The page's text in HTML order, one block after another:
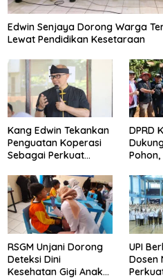
Edwin Senjaya Dorong Warga
Lewat Pendidikan Kesetaraan
Kang Edwin Tekankan
Penguatan Koperasi
Sebagai Perkuat
DPRD
RSGM Unjani Dorong
Deteksi Dini
Kesehatan Gigi Anak
UPI
Dosen